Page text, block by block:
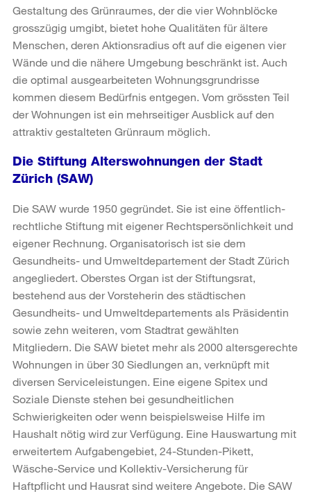
Gestaltung des Grünraumes, der die vier Wohnblöcke
grosszügig umgibt, bietet hohe Qualitäten für ältere
Menschen, deren Aktionsradius oft auf die eigenen vier
Wände und die nähere Umgebung beschränkt ist. Auch
die optimal ausgearbeiteten Wohnungsgrundrisse
kommen diesem Bedürfnis entgegen. Vom grössten Teil
der Wohnungen ist ein mehrseitiger Ausblick auf den
attraktiv gestalteten Grünraum möglich.
Die Stiftung Alterswohnungen der Stadt
Zürich (SAW)
Die SAW wurde 1950 gegründet. Sie ist eine öffentlich-
rechtliche Stiftung mit eigener Rechtspersönlichkeit und
eigener Rechnung. Organisatorisch ist sie dem
Gesundheits- und Umweltdepartement der Stadt Zürich
angegliedert. Oberstes Organ ist der Stiftungsrat,
bestehend aus der Vorsteherin des städtischen
Gesundheits- und Umweltdepartements als Präsidentin
sowie zehn weiteren, vom Stadtrat gewählten
Mitgliedern. Die SAW bietet mehr als 2000 altersgerechte
Wohnungen in über 30 Siedlungen an, verknüpft mit
diversen Serviceleistungen. Eine eigene Spitex und
Soziale Dienste stehen bei gesundheitlichen
Schwierigkeiten oder wenn beispielsweise Hilfe im
Haushalt nötig wird zur Verfügung. Eine Hauswartung mit
erweitertem Aufgabengebiet, 24-Stunden-Pikett,
Wäsche-Service und Kollektiv-Versicherung für
Haftpflicht und Hausrat sind weitere Angebote. Die SAW